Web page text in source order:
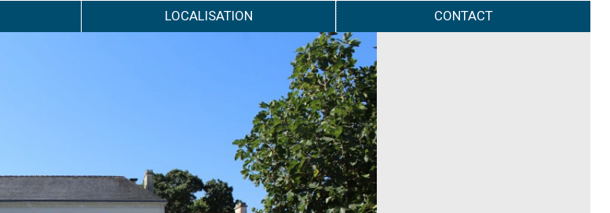
LOCALISATION CONTACT